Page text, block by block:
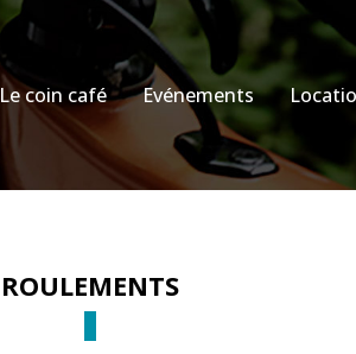
Le coin café Evénements
ROULEMENTS